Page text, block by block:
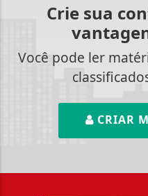
Crie sua
Você pode ler
CRIAR